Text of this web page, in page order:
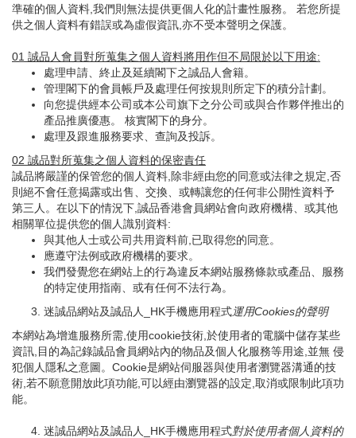
準確的個人資料,我們則無法提供更個人化的計畫性服務。 若您所提
供之個人資料有錯誤或為虛假資訊,亦不受本聲明之保護。
01 誠品人會員對所蒐集之個人資料將用作但不局限於以下用途:
處理申請、終止及延續閣下之誠品人會籍。
管理閣下的會員帳戶及處理任何按規則所定下的積分計劃。
向您提供經本公司或本公司旗下之分公司或與合作夥伴推出的
產品推廣優惠。 核實閣下的身分。
處理及跟進服務要求、查詢及投訴。
02 誠品對所蒐集之個人資料的保密責任
誠品將嚴謹的保管您的個人資料,除非經由您的同意或法律之規定,否
則絕不會任意揭露或出售、交換、或轉讓您的任何非公開性資料予
第三人。在以下的情況下,誠品香港會員網站會向政府機構、或其他
相關單位提供您的個人識別資料:
與其他人士或公司共用資料前,已取得您的同意。
應遵守法例或政府機構的要求。
我們發覺您在網站上的行為違反本網站服務條款或產品、服務
的特定使用指南、或有任何不法行為。
迷誠品網站及誠品人_HK手機應用程式運用Cookies的聲明
本網站為增進服務所需,使用cookie技術,於使用者的電腦中儲存某些
資訊,目的為記錄誠品會員網站內的物品及個人化服務等用途,並無 侵
犯個人隱私之意圖。Cookie是網站伺服器與使用者瀏覽器溝通的技
術,若不願意開放此項功能,可以經由瀏覽器的設定,取消或限制此項功
能。
迷誠品網站及誠品人_HK手機應用程式對於使用者個人資料的